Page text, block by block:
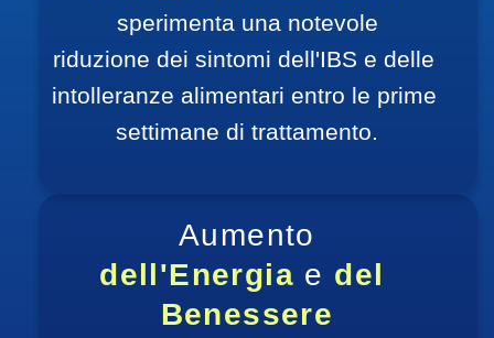
sperimenta una notevole
riduzione dei sintomi dell'IBS e delle
intolleranze alimentari entro le prime
settimane di trattamento.
Aumento
dell'Energia e del
Benessere